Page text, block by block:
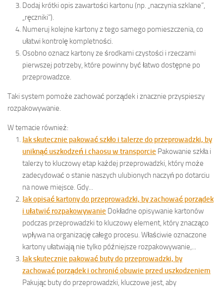
Dodaj krótki opis zawartości kartonu (np. „naczynia szklane”,
„ręczniki”).
Numeruj kolejne kartony z tego samego pomieszczenia, co
ułatwi kontrolę kompletności.
Osobno oznacz kartony ze środkami czystości i rzeczami
pierwszej potrzeby, które powinny być łatwo dostępne po
przeprowadzce.
Taki system pomoże zachować porządek i znacznie przyspieszy
rozpakowywanie.
W temacie również:
Jak skutecznie pakować szkło i talerze do przeprowadzki, by
uniknąć uszkodzeń i chaosu w transporcie Pakowanie szkła i
talerzy to kluczowy etap każdej przeprowadzki, który może
zadecydować o stanie naszych ulubionych naczyń po dotarciu
na nowe miejsce. Gdy...
Jak opisać kartony do przeprowadzki, by zachować porządek
i ułatwić rozpakowywanie Dokładne opisywanie kartonów
podczas przeprowadzki to kluczowy element, który znacząco
wpływa na organizację całego procesu. Właściwie oznaczone
kartony ułatwiają nie tylko późniejsze rozpakowywanie,...
Jak skutecznie pakować buty do przeprowadzki, by
zachować porządek i ochronić obuwie przed uszkodzeniem
Pakując buty do przeprowadzki, kluczowe jest, aby